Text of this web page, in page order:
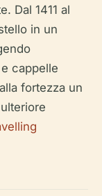
Dal 1411 al
in un
cappelle
fortezza un